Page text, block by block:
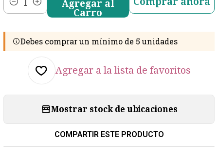
Cantidad
Agregar al
Carro
Debes comprar un mínimo de 5 unidades
Agregar a la lista de favoritos
Mostrar stock de ubicaciones
COMPARTIR ESTE PRODUCTO